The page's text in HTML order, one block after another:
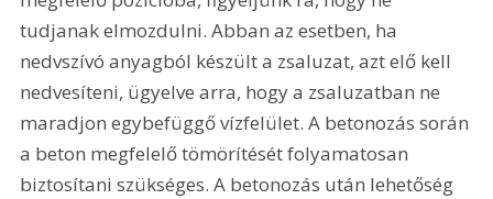
tudjanak elmozdulni. Abban az esetben, ha
nedvszívó anyagból készült a zsaluzat, azt elő kell
nedvesíteni, ügyelve arra, hogy a zsaluzatban ne
maradjon egybefüggő vízfelület. A betonozás során
a beton megfelelő tömörítését folyamatosan
biztosítani szükséges. A betonozás után lehetőség